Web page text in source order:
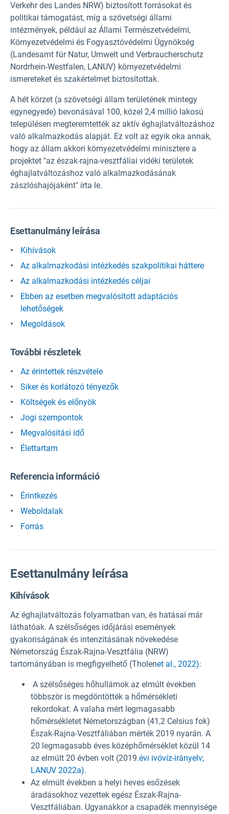
Verkehr des Landes NRW) biztosított forrásokat és
politikai támogatást, míg a szövetségi állami
intézmények, például az Állami Természetvédelmi,
Környezetvédelmi és Fogyasztóvédelmi Ügynökség
(Landesamt für Natur, Umwelt und Verbraucherschutz
Nordrhein-Westfalen, LANUV) környezetvédelmi
ismereteket és szakértelmet biztosítottak.
A hét körzet (a szövetségi állam területének mintegy
egynegyede) bevonásával 100, közel 2,4 millió lakosú
településen megteremtették az aktív éghajlatváltozáshoz
való alkalmazkodás alapját. Ez volt az egyik oka annak,
hogy az állam akkori környezetvédelmi minisztere a
projektet "az észak-rajna-vesztfáliai vidéki területek
éghajlatváltozáshoz való alkalmazkodásának
zászlóshajójaként" írta le.
Esettanulmány leírása
Kihívások
Az alkalmazkodási intézkedés szakpolitikai háttere
Az alkalmazkodási intézkedés céljai
Ebben az esetben megvalósított adaptációs
lehetőségek
Megoldások
További részletek
Az érintettek részvétele
Siker és korlátozó tényezők
Költségek és előnyök
Jogi szempontok
Megvalósítási idő
Élettartam
Referencia információ
Érintkezés
Weboldalak
Forrás
Esettanulmány leírása
Kihívások
Az éghajlatváltozás folyamatban van, és hatásai már
láthatóak. A szélsőséges időjárási események
gyakoriságának és intenzitásának növekedése
Németország Észak-Rajna-Vesztfália (NRW)
tartományában is megfigyelhető (Tholenet al., 2022):
A szélsőséges hőhullámok az elmúlt években
többször is megdöntötték a hőmérsékleti
rekordokat. A valaha mért legmagasabb
hőmérsékletet Németországban (41,2 Celsius fok)
Észak-Rajna-Vesztfáliában mérték 2019 nyarán. A
20 legmagasabb éves középhőmérséklet közül 14
az elmúlt 20 évben volt (2019.évi ivóvíz-irányelv;
LANUV 2022a).
Az elmúlt években a helyi heves esőzések
áradásokhoz vezettek egész Észak-Rajna-
Vesztfáliában. Ugyanakkor a csapadék mennyisége